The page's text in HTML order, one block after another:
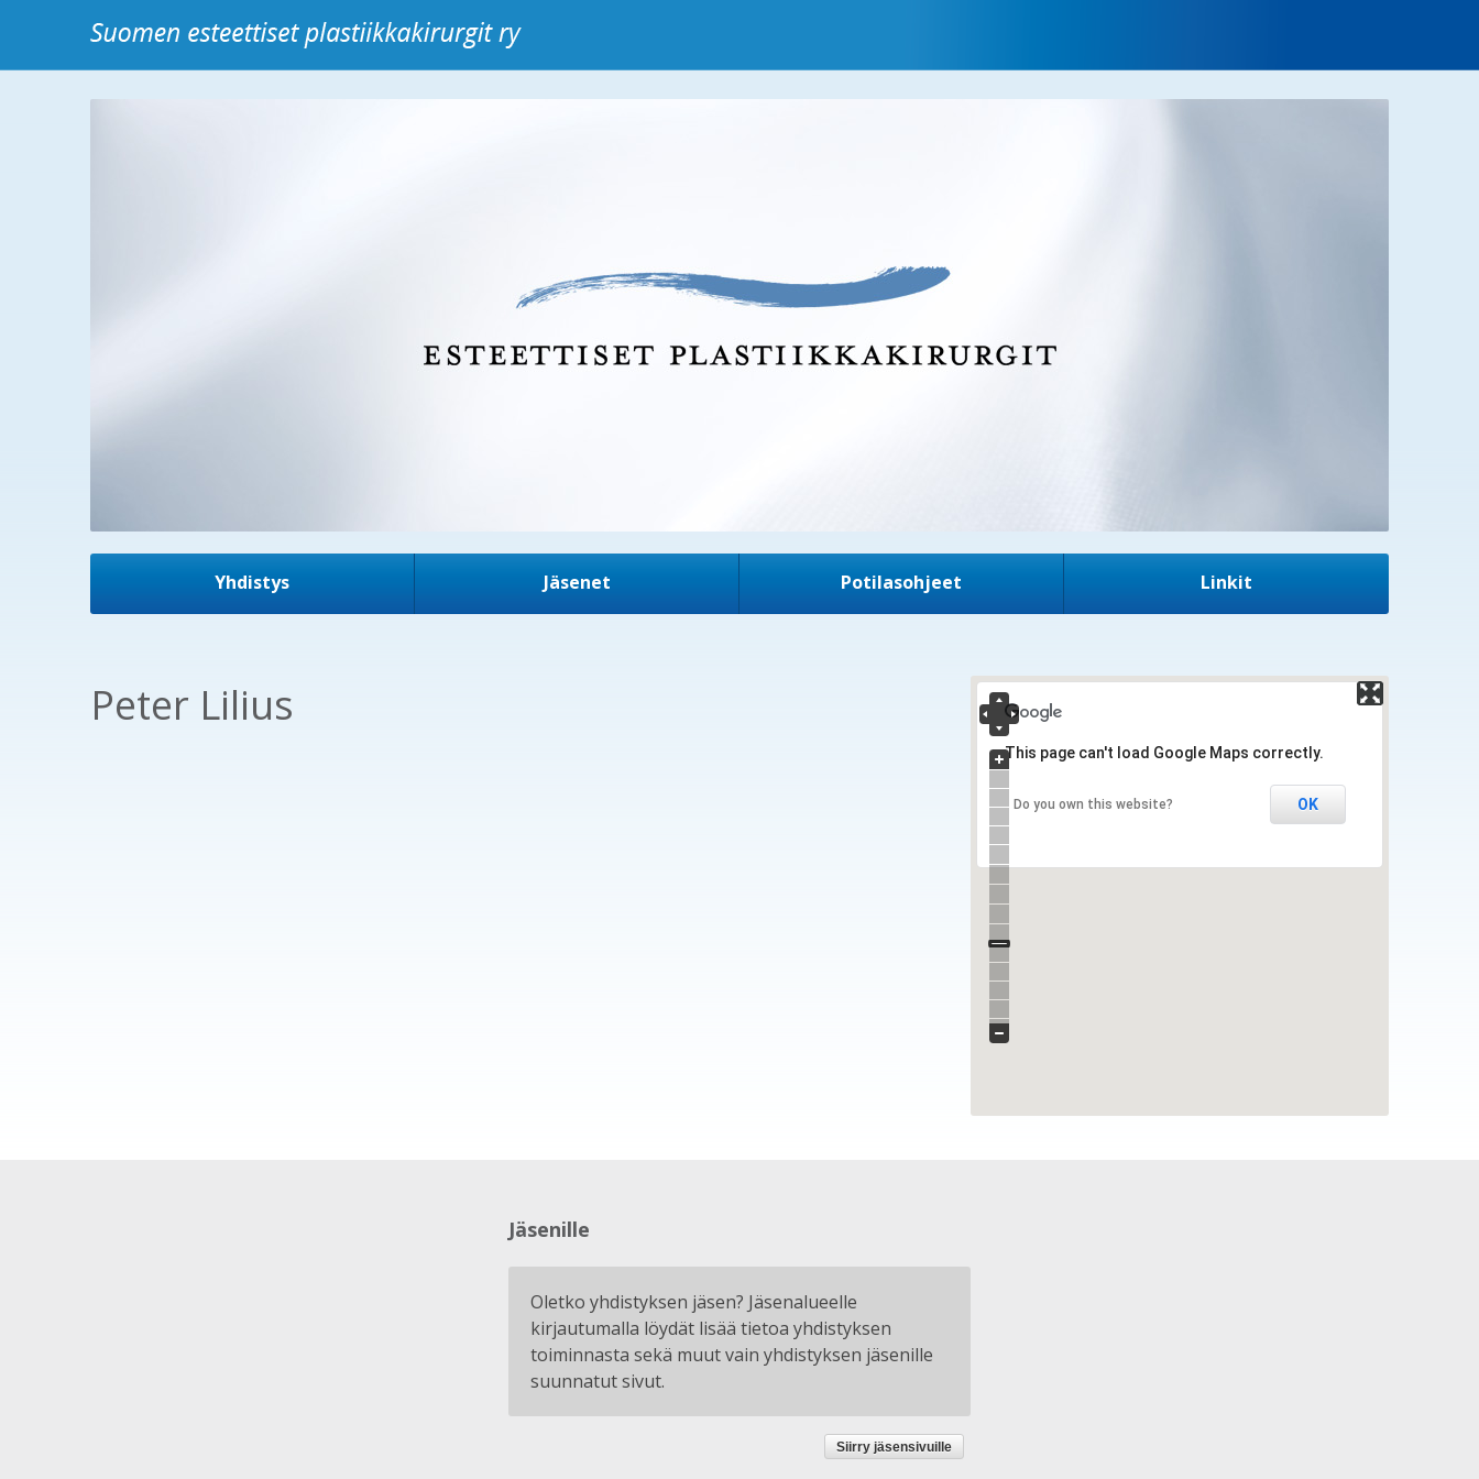
Yhdistys Jäsenet Potilasohjeet Linkit
Peter Lilius
This page can't load Google Maps correctly.
Do you own this website? OK
Jäsenille
Oletko yhdistyksen jäsen? Jäsenalueelle
kirjautumalla löydät lisää tietoa yhdistyksen
toiminnasta sekä muut vain yhdistyksen jäsenille
suunnatut sivut.
Siirry jäsensivuille